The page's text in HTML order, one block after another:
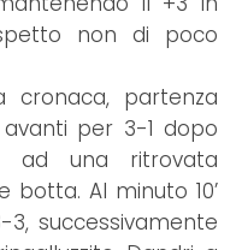
non di poco
partenza
per 3-1 dopo
ad una ritrovata
botta. Al minuto 10’
successivamente